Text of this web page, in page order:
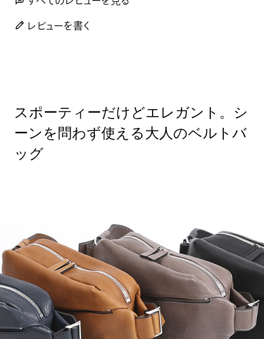
レビューを書く
スポーティーだけどエレガント。シ
ーンを問わず使える大人のベルトバ
ッグ